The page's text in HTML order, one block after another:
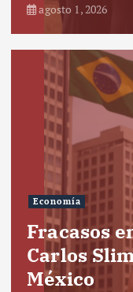
agosto 1, 2026
Economía
Fracasos
Carlos
México